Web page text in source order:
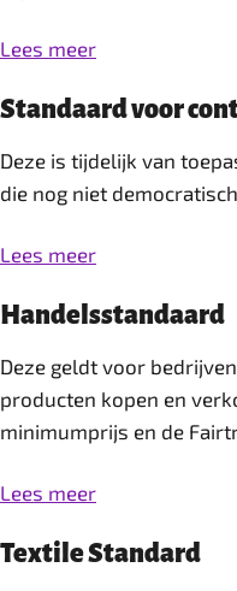
Lees meer
Standaard voor
Deze is tijdelijk van
die nog niet
Lees meer
Handelsstandaard
Deze geldt voor
producten kopen en
minimumprijs en de
Lees meer
Textile Standard